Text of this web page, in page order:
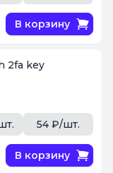
В корзину
2fa key
54 ₽/шт.
В корзину